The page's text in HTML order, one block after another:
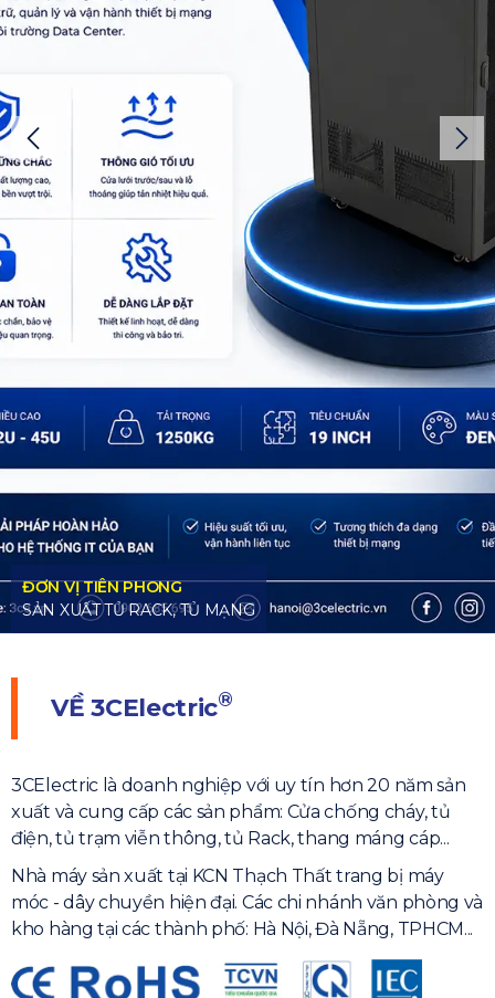
VỀ3CElectric®
3CElectric là doanh nghiệp với uy tín hơn 20 năm sản
xuất và cung cấp các sản phẩm: Cửa chống cháy, tủ
điện, tủ trạm viễn thông, tủ Rack, thang máng cáp...
Nhà máy sản xuất tại KCN Thạch Thất trang bị máy
móc - dây chuyền hiện đại. Các chi nhánh văn phòng và
kho hàng tại các thành phố: Hà Nội, Đà Nẵng, TPHCM...